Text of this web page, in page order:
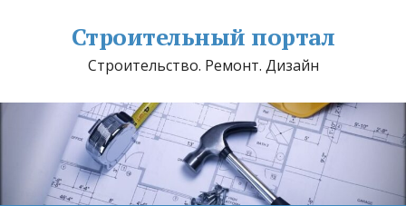
Строительный портал
Строительство. Ремонт. Дизайн